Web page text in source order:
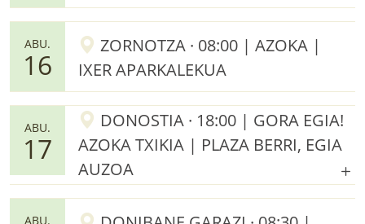
ABU.
16
ZORNOTZA · 08:00 | AZOKA |
IXER APARKALEKUA
ABU.
17
DONOSTIA · 18:00 | GORA EGIA!
AZOKA TXIKIA | PLAZA BERRI, EGIA
AUZOA
ABU.